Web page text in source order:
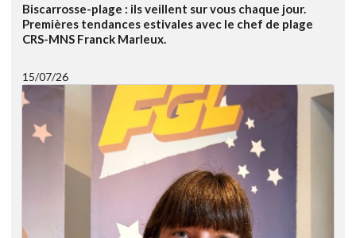
Biscarrosse-plage : ils veillent sur vous chaque jour.
Premières tendances estivales avec le chef de plage
CRS-MNS Franck Marleux.
15/07/26